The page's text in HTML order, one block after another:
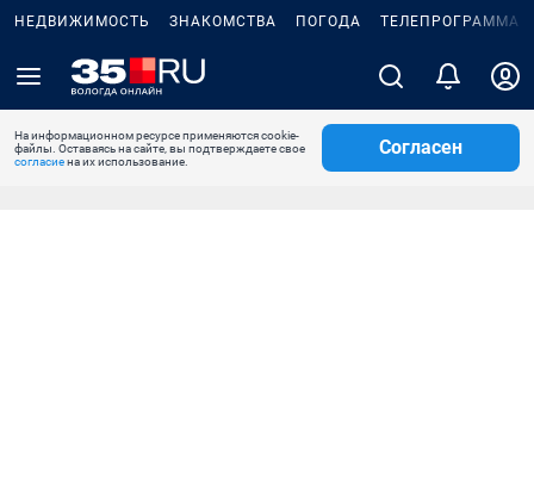
НЕДВИЖИМОСТЬ ЗНАКОМСТВА ПОГОДА ТЕЛЕПРОГРАММА
На информационном ресурсе применяются cookie-
файлы. Оставаясь на сайте, вы подтверждаете свое
согласиена их использование.
Согласен